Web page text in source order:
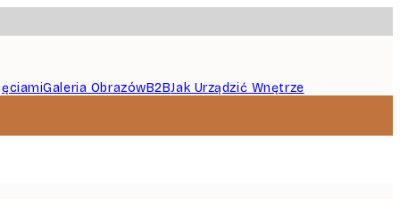
Galeria ObrazówB2BJak Urządzić Wnętrze